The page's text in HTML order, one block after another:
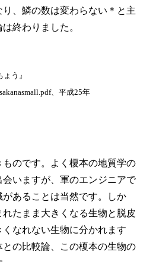
、鱗の数は変わらない ＊ と主
終わりました。
う』
、平成25年
のです。よく榎本の地質学の
いますが、軍のエンジニアで
あることは当然です。しか
たまま大きくなる生物と脱皮
なれない生物に分かれます
の比較論、この榎本の生物の